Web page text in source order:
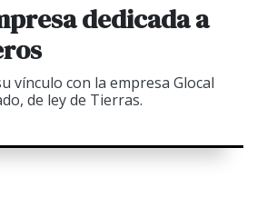
dedicada a
vínculo con la empresa Glocal
de ley de Tierras.